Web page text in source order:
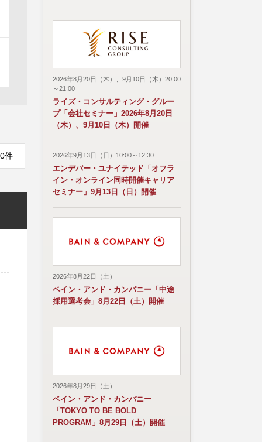
件
2026年8月20日（木）、9月10日（木）20:00
～21:00
ライズ・コンサルティング・グルー
プ「会社セミナー」2026年8月20日
（木）、9月10日（木）開催
2026年9月13日（日）10:00～12:30
エンデバー・ユナイテッド「オフラ
イン・オンライン同時開催キャリア
セミナー」9月13日（日）開催
2026年8月22日（土）
ベイン・アンド・カンパニー「中途
採用選考会」8月22日（土）開催
2026年8月29日（土）
ベイン・アンド・カンパニー
「TOKYO TO BE BOLD
PROGRAM」8月29日（土）開催